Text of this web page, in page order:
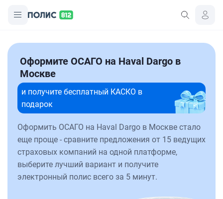
Оформите ОСАГО на Haval Dargo в
Москве
и получите бесплатный КАСКО в
подарок
Оформить ОСАГО на Haval Dargo в Москве стало
еще проще - сравните предложения от 15 ведущих
страховых компаний на одной платформе,
выберите лучший вариант и получите
электронный полис всего за 5 минут.